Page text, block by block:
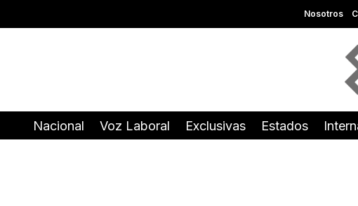
Nosotros
Nacional Voz Laboral Exclusivas Estados